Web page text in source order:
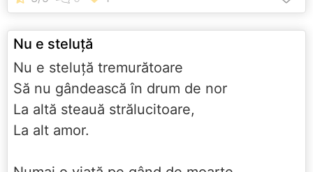
Nu e steluţă
Nu e steluţă tremurătoare
Să nu gândească în drum de nor
La altă steauă strălucitoare,
La alt amor.